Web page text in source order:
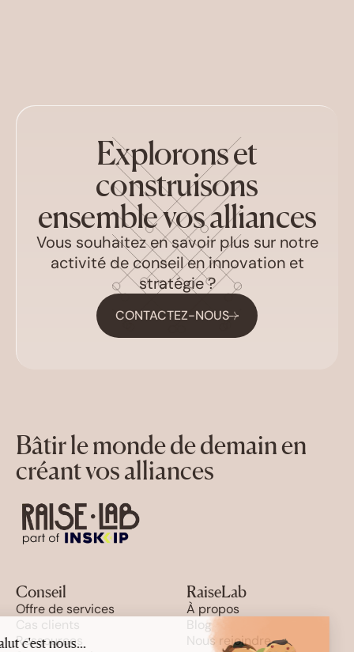
Explorons et
construisons
ensemble vos alliances
Vous souhaitez en savoir plus sur notre
activité de conseil en innovation et
stratégie ?
CONTACTEZ-NOUS
Bâtir le monde de demain en
créant vos alliances
Conseil
Offre de services
Cas clients
Ressources
RaiseLab
À propos
Blog
Nous rejoindre
Salut c'est nous...